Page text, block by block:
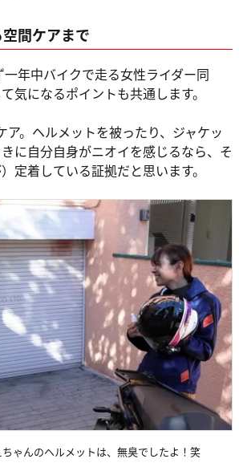
間ケアまで
年中バイクで走る女性ライダー同
気になるポイントも共通します。
ア。ヘルメットを被ったり、ジャケッ
に自分自身がニオイを感じるなら、そ
定着している証拠だと思います。
ちゃんのヘルメットは、無臭でしたよ！笑